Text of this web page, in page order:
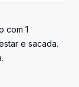
com 1
e sacada.